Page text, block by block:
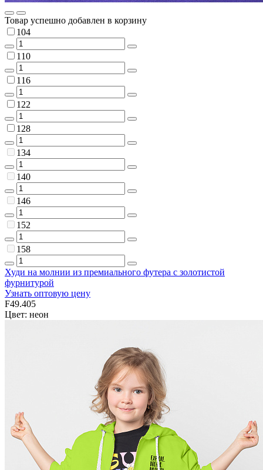
Товар успешно добавлен в корзину
104
110
116
122
128
134
140
146
152
158
Худи на молнии из премиального футера с золотистой
фурнитурой
Узнать оптовую цену
F49.405
Цвет: неон